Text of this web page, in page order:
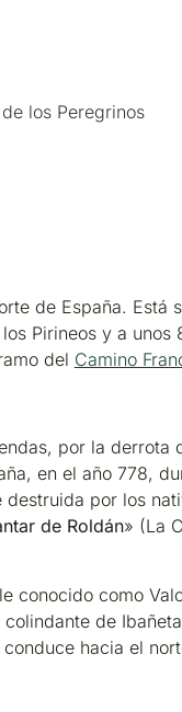
los Peregrinos
de España. Está
Pirineos y a unos
del Camino
por la derrota
en el año 778,
por los
de Roldán» (La
conocido como
de
hacia el